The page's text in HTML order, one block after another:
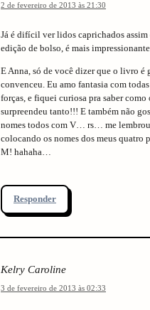
2 de fevereiro de 2013 às 21:30
Já é difícil ver lidos caprichados assim
edição de bolso, é mais
E Anna, só de você dizer que o livro é
convenceu. Eu amo fantasia com
forças, e fiquei curiosa pra saber como
surpreendeu tanto!!! E também não
nomes todos com V… rs… me
colocando os nomes dos meus quatro
M! hahaha…
Responder
Kelry Caroline
3 de fevereiro de 2013 às 02:33